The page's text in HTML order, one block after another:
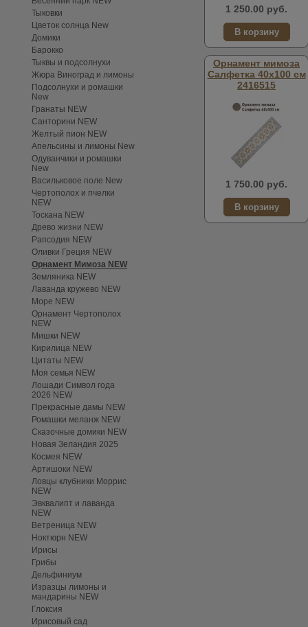
Тыковки
Цветок солнца New
Домики
Барокко
Тыквы и подсолнухи
Жюра Виноград и лимоны
Подсолнухи и ромашки
New
Гранаты NEW
Санторини NEW
Желтый пион NEW
Апельсины и лимоны New
Одуванчики и ромашки
New
Васильковое поле New
Чертополох и пчелки
NEW
Тоскана NEW
Древо жизни NEW
Рапсодия NEW
Оливки Греция NEW
Орнамент Мимоза NEW
Земляника NEW
Лаванда кружево NEW
Море NEW
Орнамент Чертополох
NEW
Мишки NEW
Кирилица NEW
Цитаты NEW
Моя семья NEW
Лошади Символ года
2026 NEW
Прекрасные дамы NEW
Ромашки меланж NEW
Сказочные домики NEW
Новая Зеландия 2025
Космея NEW
Артишоки NEW
Ловцы клубники Моррис
NEW
Эвквалипт и лаванда
NEW
Ветреница NEW
Ноктюрн NEW
Ирисы
Грибы
Дельфиниум
Изразцы лимоны и
мандарины NEW
Глоксия
Ирисовый сад
1 250.00 руб.
Орнамент мимоза
Салфетка 40х100 см
2416515
1 750.00 руб.